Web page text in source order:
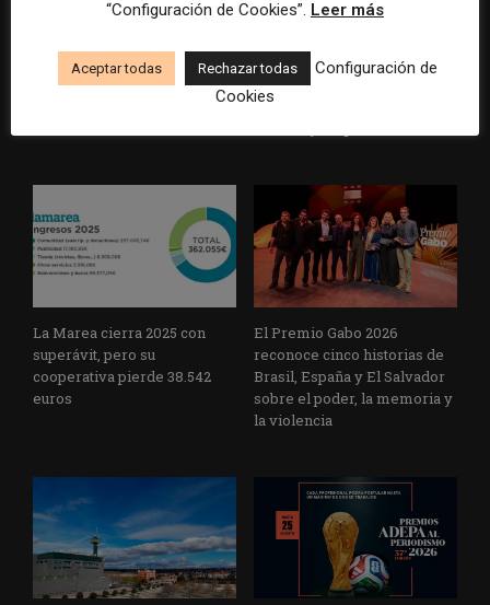
La Universidad CEU
Cardenal Herrera presenta
un informe con pautas para
Paul Krugman alerta del
avance de los
multimillonarios sobre los
La Marea cierra 2025 con
superávit, pero su
cooperativa pierde 38.542
euros
El Premio Gabo 2026
reconoce cinco historias de
Brasil, España y El Salvador
sobre el poder, la memoria y
la violencia
“Configuración de Cookies”. Leer más
Aceptar todas Rechazar todas
Configuración de
Cookies